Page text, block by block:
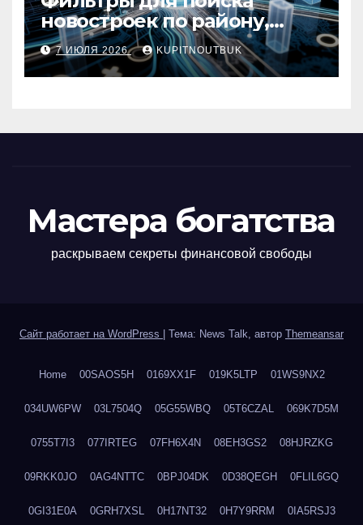
новостроек по району,
метро, площади и сроку
сдачи
7 ИЮЛЯ 2026 KUPITNOUTBUK
Мастера богатства
раскрываем секреты финансовой свободы
Сайт работает на WordPress Тема: News Talk, автор Themeansar
Home 00SAOS5H 0169XX1F 019K5LTP 01WS9NX2
034UW6PW 03L7504Q 05G55WBQ 05T6CZAL 069K7D5M
0755T7I3 077IRTEG 07FH6X4N 08EH3GS2 08HJRZKG
09RKK0JO 0AG4NTTC 0BPJ04DK 0D38QEGH 0FLIL6GQ
0GI31E0A 0GRH7XSL 0H17NT32 0H7Y9RRM 0IA5RSJ3